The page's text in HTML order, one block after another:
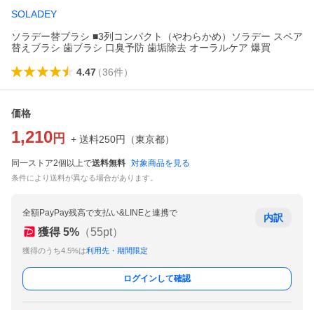
SOLADEY
ソラデー替ブラシ ■3列コンパクト（やわらかめ）ソラデー スペア
替えブラシ 歯ブラシ 口臭予防 歯垢除去 オーラルケア 爆買
4.47（36件）
価格
1,210 円 + 送料250円 （東京都）
同一ストア2個以上で送料無料 対象商品を見る
条件により送料が異なる場合があります。
全額PayPay残高で支払い&LINEと連携で
獲得 5% （55pt）
獲得のうち4.5%は利用先・期間限定
内訳
ログインして確認